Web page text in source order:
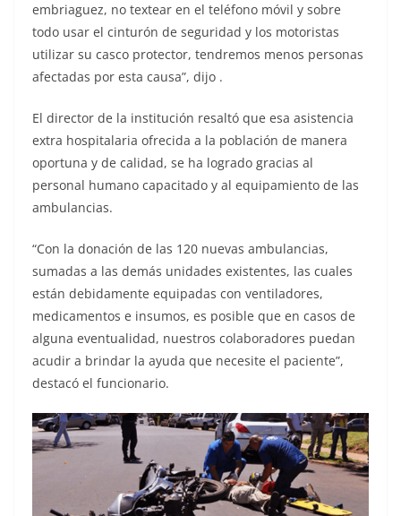
embriaguez, no textear en el teléfono móvil y sobre
todo usar el cinturón de seguridad y los motoristas
utilizar su casco protector, tendremos menos personas
afectadas por esta causa”, dijo .
El director de la institución resaltó que esa asistencia
extra hospitalaria ofrecida a la población de manera
oportuna y de calidad, se ha logrado gracias al
personal humano capacitado y al equipamiento de las
ambulancias.
“Con la donación de las 120 nuevas ambulancias,
sumadas a las demás unidades existentes, las cuales
están debidamente equipadas con ventiladores,
medicamentos e insumos, es posible que en casos de
alguna eventualidad, nuestros colaboradores puedan
acudir a brindar la ayuda que necesite el paciente”,
destacó el funcionario.